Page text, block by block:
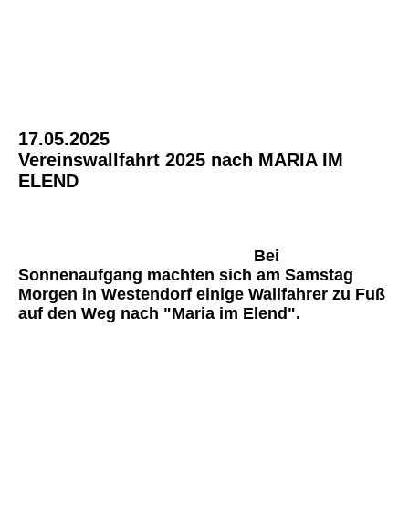
17.05.2025
Vereinswallfahrt 2025 nach MARIA IM
ELEND
Bei
Sonnenaufgang machten sich am Samstag
Morgen in Westendorf einige Wallfahrer zu Fuß
auf den Weg nach "Maria im Elend".